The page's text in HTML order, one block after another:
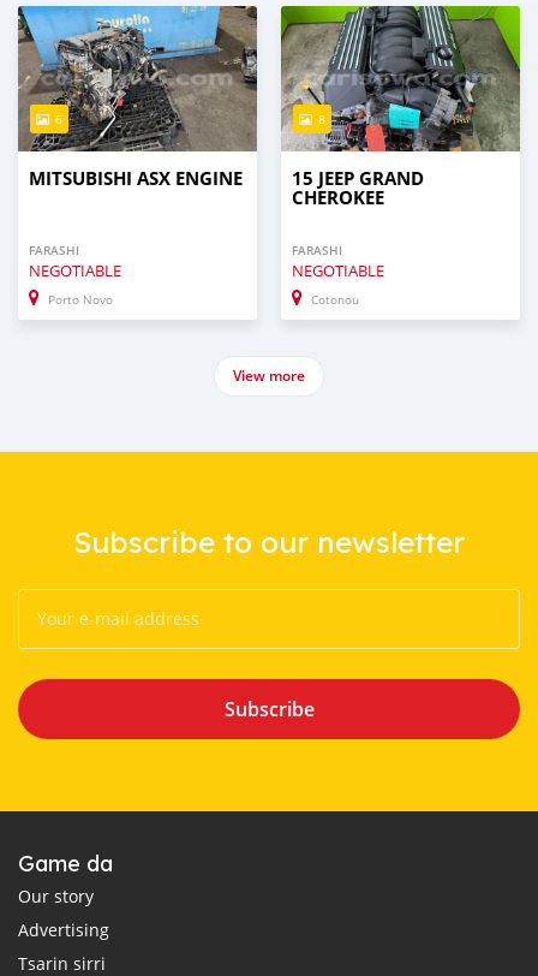
6
MITSUBISHI ASX ENGINE
FARASHI
NEGOTIABLE
Porto Novo
8
15 JEEP GRAND
CHEROKEE
FARASHI
NEGOTIABLE
Cotonou
View more
Subscribe to our newsletter
Subscribe
Game da
Our story
Advertising
Tsarin sirri